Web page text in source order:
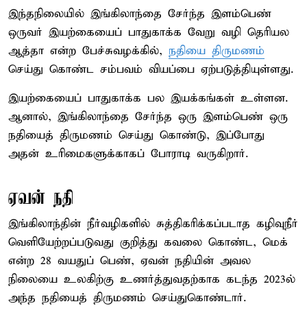
இந்தநிலையில் இங்கிலாந்தை சேர்ந்த இளம்பெண்
ஒருவர் இயற்கையைப் பாதுகாக்க வேறு வழி தெரியல
ஆத்தா என்ற பேச்சுவழக்கில், நதியை திருமணம்
செய்து கொண்ட சம்பவம் வியப்பை ஏற்படுத்தியுள்ளது.
இயற்கையைப் பாதுகாக்க பல இயக்கங்கள் உள்ளன.
ஆனால், இங்கிலாந்தை சேர்ந்த ஒரு இளம்பெண் ஒரு
நதியைத் திருமணம் செய்து கொண்டு, இப்போது
அதன் உரிமைகளுக்காகப் போராடி வருகிறார்.
ஏவன் நதி
இங்கிலாந்தின் நீர்வழிகளில் சுத்திகரிக்கப்படாத கழிவுநீர்
வெளியேற்றப்படுவது குறித்து கவலை கொண்ட, மெக்
என்ற 28 வயதுப் பெண், ஏவன் நதியின் அவல
நிலையை உலகிற்கு உணர்த்துவதற்காக கடந்த 2023ல்
அந்த நதியைத் திருமணம் செய்துகொண்டார்.